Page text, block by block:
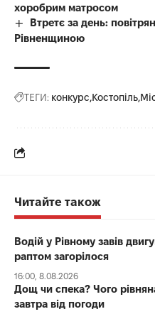
хоробрим матросом
Втретє за день:
Рівненщиною
ТЕГИ: конкурс Костопіль
Читайте також
Водій у Рівному завів
раптом загорілося
16:00, 8.08.2026
Дощ чи спека? Чого
завтра від погоди